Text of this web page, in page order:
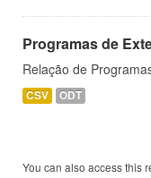
Programas de
Relação de
CSV ODT
You can also access this